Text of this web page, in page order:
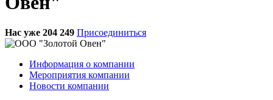
Нас уже 204 249 Присоединиться
Информация о компании
Мероприятия компании
Новости компании